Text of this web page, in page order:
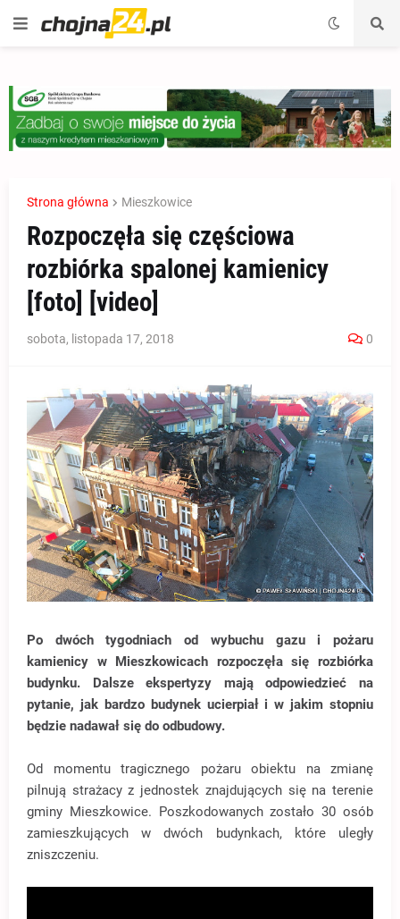
Strona główna Mieszkowice
Rozpoczęła się częściowa
rozbiórka spalonej kamienicy
[foto] [video]
sobota, listopada 17, 2018 0
Po dwóch tygodniach od wybuchu gazu i pożaru
kamienicy w Mieszkowicach rozpoczęła się rozbiórka
budynku. Dalsze ekspertyzy mają odpowiedzieć na
pytanie, jak bardzo budynek ucierpiał i w jakim stopniu
będzie nadawał się do odbudowy.
Od momentu tragicznego pożaru obiektu na zmianę
pilnują strażacy z jednostek znajdujących się na terenie
gminy Mieszkowice. Poszkodowanych zostało 30 osób
zamieszkujących w dwóch budynkach, które uległy
zniszczeniu.